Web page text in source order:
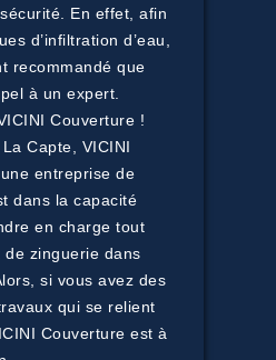
En effet, afin
d’infiltration d’eau,
recommandé que
à un expert.
Couverture !
Capte, VICINI
entreprise de
dans la capacité
en charge tout
zinguerie dans
si vous avez des
qui se relient
Couverture est à